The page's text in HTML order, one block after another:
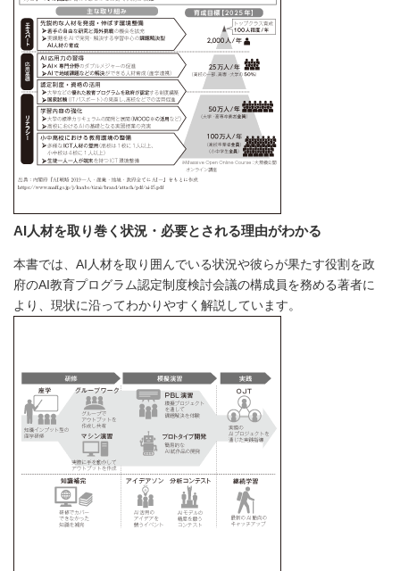
AI人材を取り巻く状況・必要とされる理由がわかる
本書では、AI人材を取り囲んでいる状況や彼らが果たす役割を政
府のAI教育プログラム認定制度検討会議の構成員を務める著者に
より、現状に沿ってわかりやすく解説しています。